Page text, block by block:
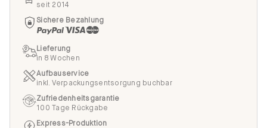
seit 2014
Sichere Bezahlung
Lieferung
in 8 Wochen
Aufbauservice
inkl. Verpackungsentsorgung buchbar
Zufriedenheitsgarantie
100 Tage Rückgabe
Express-Produktion